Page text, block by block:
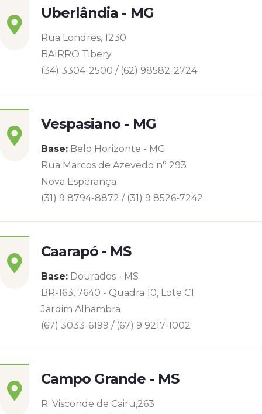
Uberlândia - MG
Rua Londres, 1230
BAIRRO Tibery
(34) 3304-2500 / (62) 98582-2724
Vespasiano - MG
Base: Belo Horizonte - MG
Rua Marcos de Azevedo n° 293
Nova Esperança
(31) 9 8794-8872 / (31) 9 8526-7242
Caarapó - MS
Base: Dourados - MS
BR-163, 7640 - Quadra 10, Lote C1
Jardim Alhambra
(67) 3033-6199 / (67) 9 9217-1002
Campo Grande - MS
R. Visconde de Cairu,263